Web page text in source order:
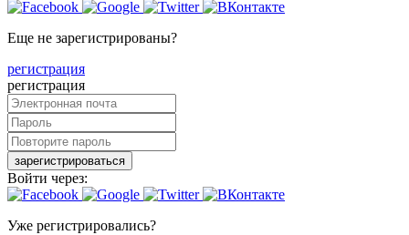
Еще не зарегистрированы?
регистрация
регистрация
зарегистрироваться
Войти через:
Уже регистрировались?